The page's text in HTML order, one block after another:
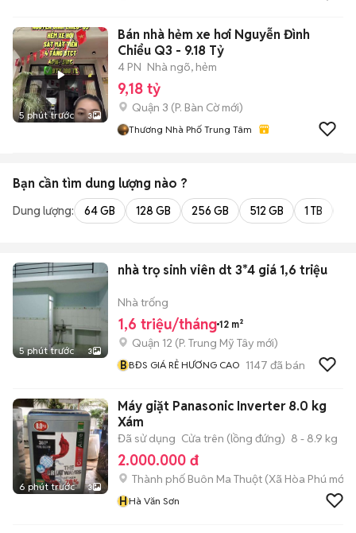
5 phút trước 3
Bán nhà hẻm xe hơi Nguyễn Đình
Chiểu Q3 - 9.18 Tỷ
4 PN Nhà ngõ, hẻm
9,18 tỷ
Quận 3 (P. Bàn Cờmới)
Thương Nhà Phố Trung Tâm
Bạn cần tìm dung lượng nào ?
Dung lượng: 64 GB 128 GB 256 GB 512 GB 1 TB
5 phút trước 3
nhà trọ sinh viên dt 3*4 giá 1,6 triệu
Nhà trống
1,6 triệu/tháng 12 m²
Quận 12 (P. Trung Mỹ Tây mới)
BBĐS GIÁ RẺ HƯƠNG CAO 1147 đã bán
6 phút trước 3
Máy giặt Panasonic Inverter 8.0 kg
Xám
Đã sử dụng Cửa trên (lồng đứng) 8 - 8.9 kg
2.000.000 đ
Thành phố Buôn Ma Thuột (Xã Hòa Phú mới)
HHà Văn Sơn